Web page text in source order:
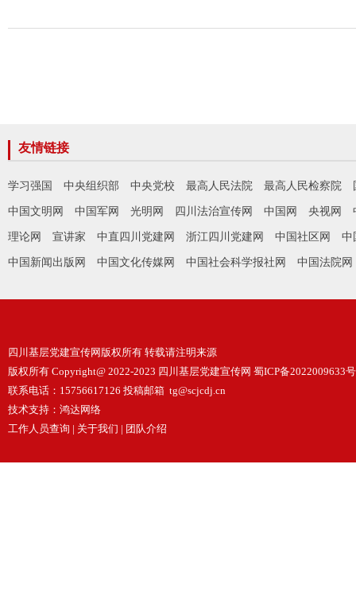
友情链接
学习强国 中央组织部 中央党校 最高人民法院 最高人民检察院
中国文明网 中国军网 光明网 四川法治宣传网 中国网 央视网
理论网 宣讲家 中直四川党建网 浙江四川党建网 中国社区网 中
中国新闻出版网 中国文化传媒网 中国社会科学报社网 中国法院网
四川基层党建宣传网版权所有 转载请注明来源
版权所有 Copyright@ 2022-2023 四川基层党建宣传网 蜀ICP备2022009633号
联系电话：15756617126 投稿邮箱 tg@scjcdj.cn
技术支持： 鸿达网络
工作人员查询 | 关于我们 | 团队介绍